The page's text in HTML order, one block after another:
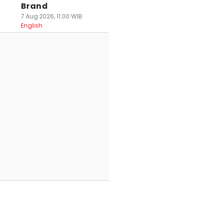
Brand
7 Aug 2026, 11:00 WIB
English